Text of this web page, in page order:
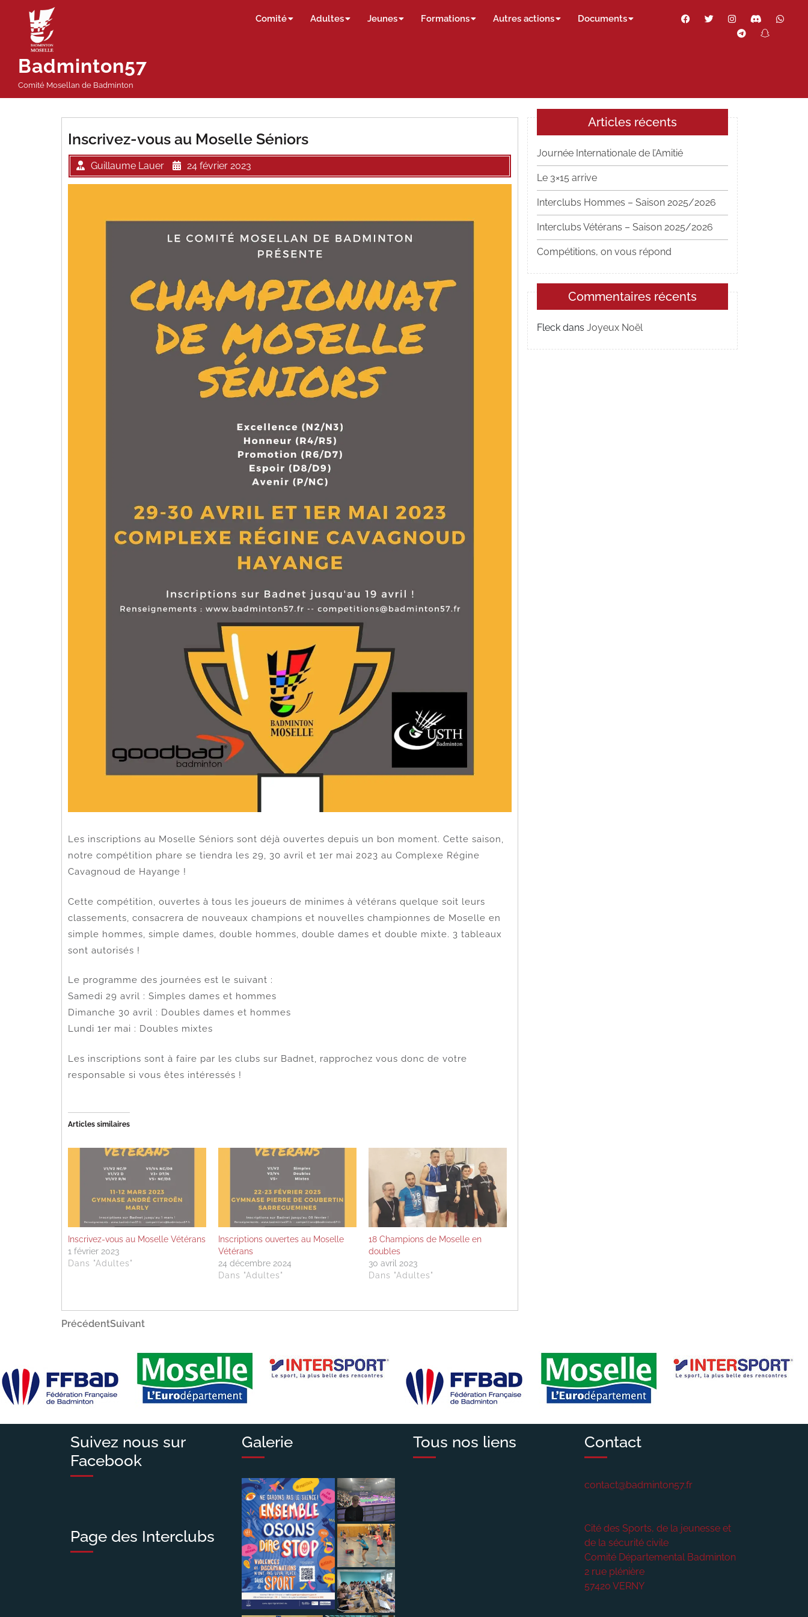
contenu
Badminton57
Comité Mosellan de Badminton
Comité Adultes Jeunes Formations Autres actions Documents Facebook
Twitter InstagramDiscord
Telegram
Inscrivez-vous au Moselle Séniors
Guillaume Lauer 24 février 2023
Les inscriptions au Moselle Séniors sont déjà ouvertes depuis un bon moment. Cette saison,
notre compétition phare se tiendra les 29, 30 avril et 1er mai 2023 au Complexe Régine
Cavagnoud de Hayange !
Cette compétition, ouvertes à tous les joueurs de minimes à vétérans quelque soit leurs
classements, consacrera de nouveaux champions et nouvelles championnes de Moselle en
simple hommes, simple dames, double hommes, double dames et double mixte. 3 tableaux
sont autorisés !
Le programme des journées est le suivant :
Samedi 29 avril : Simples dames et hommes
Dimanche 30 avril : Doubles dames et hommes
Lundi 1er mai : Doubles mixtes
Les inscriptions sont à faire par les clubs sur Badnet, rapprochez vous donc de votre
responsable si vous êtes intéressés !
Articles similaires
Inscrivez-vous au Moselle Vétérans
1 février 2023
Dans "Adultes"
Inscriptions ouvertes au Moselle
Vétérans
24 décembre 2024
Dans "Adultes"
18 Champions de Moselle en
doubles
30 avril 2023
Dans "Adultes"
Navigation
Article
Précédent
Article
Suivant
Articles récents
Journée Internationale de l’Amitié
Le 3×15 arrive
Interclubs Hommes – Saison 2025/2026
Interclubs Vétérans – Saison 2025/2026
Compétitions, on vous répond
Commentaires récents
Fleck dans Joyeux Noël
Suivez nous sur
Facebook
Page des Interclubs
Galerie Tous nos liens Contact
contact@badminton57.fr
Cité des Sports, de la jeunesse et
de la sécurité civile
Comité Départemental Badminton
2 rue plénière
57420 VERNY